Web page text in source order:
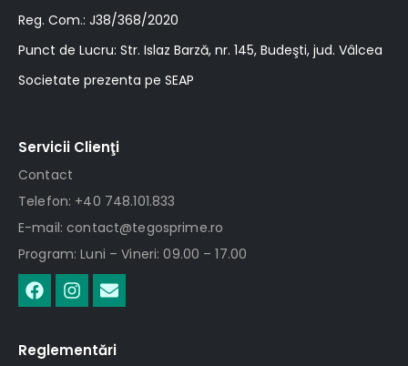
Reg. Com.: J38/368/2020
Punct de Lucru: Str. Islaz Barză, nr. 145, Budeşti, jud. Vâlcea
Societate prezenta pe SEAP
Servicii Clienţi
Contact
Telefon: +40 748.101.833
E-mail: contact@tegosprime.ro
Program: Luni – Vineri: 09.00 – 17.00
Reglementări